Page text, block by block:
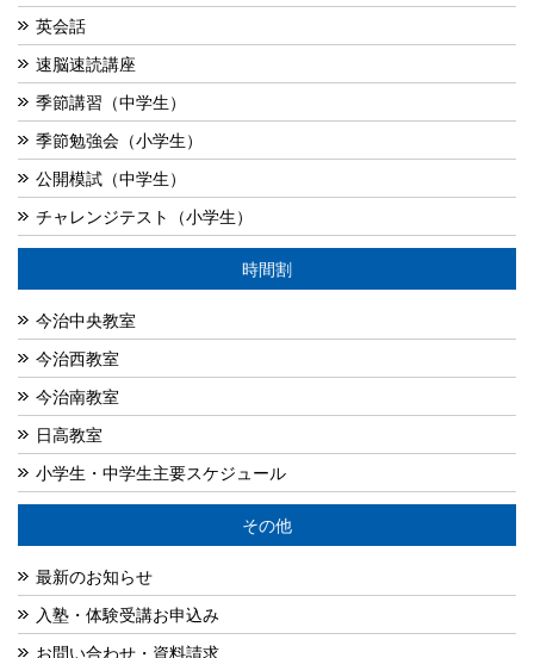
英会話
速脳速読講座
季節講習（中学生）
季節勉強会（小学生）
公開模試（中学生）
チャレンジテスト（小学生）
時間割
今治中央教室
今治西教室
今治南教室
日高教室
小学生・中学生主要スケジュール
その他
最新のお知らせ
入塾・体験受講お申込み
お問い合わせ・資料請求